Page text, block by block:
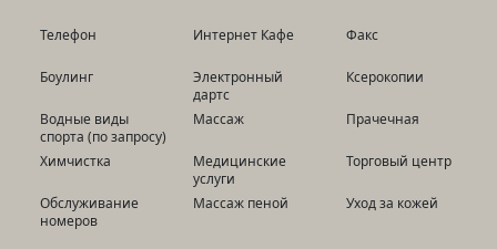
Телефон Интернет Кафе Факс
Боулинг
Электронный
дартс
Ксерокопии
Водные виды
спорта (по запросу)
Массаж Прачечная
Химчистка
Медицинские
услуги
Торговый центр
Обслуживание
номеров
Массаж пеной Уход за кожей